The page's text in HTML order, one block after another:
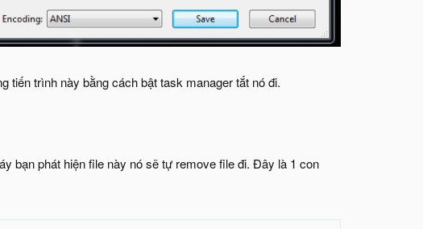
tiến trình này bằng cách bật task manager tắt nó đi.
bạn phát hiện file này nó sẽ tự remove file đi. Đây là 1 con